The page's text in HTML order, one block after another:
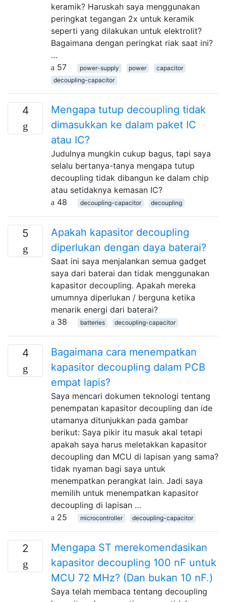
keramik? Haruskah saya menggunakan
peringkat tegangan 2x untuk keramik
seperti yang dilakukan untuk elektrolit?
Bagaimana dengan peringkat riak saat ini?
…
57
power-supply power
capacitor
decoupling-capacitor
4
Mengapa tutup decoupling tidak
dimasukkan ke dalam paket IC
atau IC?
Judulnya mungkin cukup bagus, tapi saya
selalu bertanya-tanya mengapa tutup
decoupling tidak dibangun ke dalam chip
atau setidaknya kemasan IC?
48
decoupling-capacitor decoupling
5
Apakah kapasitor decoupling
diperlukan dengan daya baterai?
Saat ini saya menjalankan semua gadget
saya dari baterai dan tidak menggunakan
kapasitor decoupling. Apakah mereka
umumnya diperlukan / berguna ketika
menarik energi dari baterai?
38
batteries decoupling-capacitor
4
Bagaimana cara menempatkan
kapasitor decoupling dalam PCB
empat lapis?
Saya mencari dokumen teknologi tentang
penempatan kapasitor decoupling dan ide
utamanya ditunjukkan pada gambar
berikut: Saya pikir itu masuk akal tetapi
apakah saya harus meletakkan kapasitor
decoupling dan MCU di lapisan yang sama?
tidak nyaman bagi saya untuk
menempatkan perangkat lain. Jadi saya
memilih untuk menempatkan kapasitor
decoupling di lapisan …
25
microcontroller decoupling-capacitor
2
Mengapa ST merekomendasikan
kapasitor decoupling 100 nF untuk
MCU 72 MHz? (Dan bukan 10 nF.)
Saya telah membaca tentang decoupling